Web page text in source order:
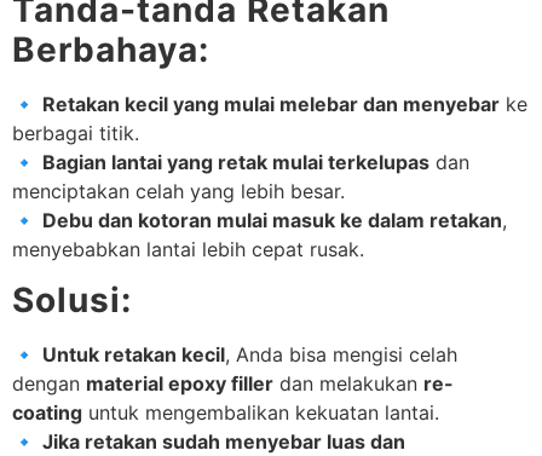
Tanda-tanda Retakan
Berbahaya:
🔹 Retakan kecil yang mulai melebar dan menyebar ke
berbagai titik.
🔹 Bagian lantai yang retak mulai terkelupas dan
menciptakan celah yang lebih besar.
🔹 Debu dan kotoran mulai masuk ke dalam retakan,
menyebabkan lantai lebih cepat rusak.
Solusi:
🔹 Untuk retakan kecil, Anda bisa mengisi celah
dengan material epoxy filler dan melakukan re-
coating untuk mengembalikan kekuatan lantai.
🔹 Jika retakan sudah menyebar luas dan